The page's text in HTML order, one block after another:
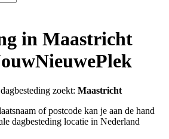
in Maastricht
zoekt: Maastricht
of postcode kan je aan de hand
dagbesteding locatie in Nederland